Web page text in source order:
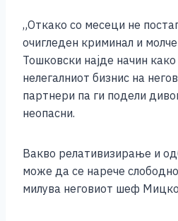
„Откако со месеци не
очигледен криминал и
Тошковски најде начин
нелегалниот бизнис на
партнери па ги подели
неопасни.
Вакво релативизирање и
може да се нарече
милува неговиот шеф